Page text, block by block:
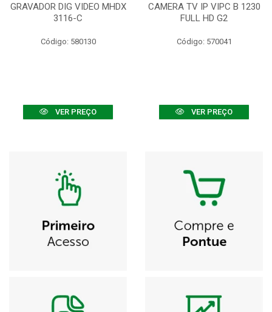
GRAVADOR DIG VIDEO MHDX
3116-C
Código: 580130
VER PREÇO
CAMERA TV IP VIPC B 1230
FULL HD G2
Código: 570041
VER PREÇO